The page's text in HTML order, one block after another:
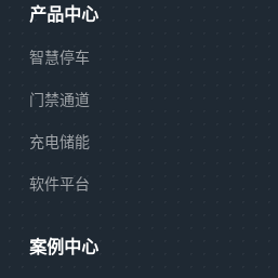
产品中心
智慧停车
门禁通道
充电储能
软件平台
案例中心